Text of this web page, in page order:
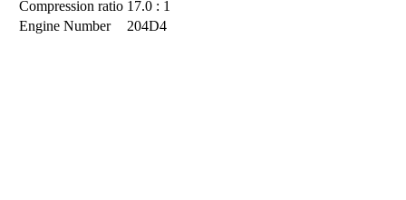
Compression ratio 17.0 : 1
Engine Number
204D4